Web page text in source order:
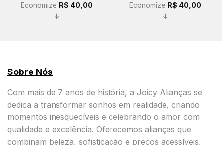
Economize R$ 40,00
↓
Economize R$ 40,00
↓
Sobre Nós
Com mais de 7 anos de história, a Joicy Alianças se
dedica a transformar sonhos em realidade, criando
momentos inesquecíveis e celebrando o amor com
qualidade e excelência. Oferecemos alianças que
combinam beleza, sofisticação e preços acessíveis,